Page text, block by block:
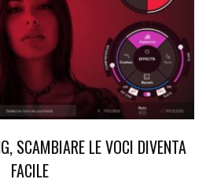
SCAMBIARE LE VOCI DIVENTA
FACILE